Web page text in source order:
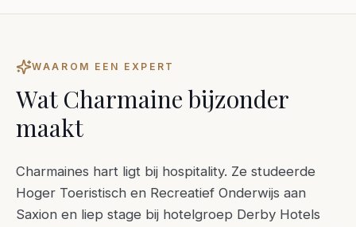
WAAROM EEN EXPERT
Wat Charmainebijzonder
maakt
Charmaines hart ligt bij hospitality. Ze studeerde
Hoger Toeristisch en Recreatief Onderwijs aan
Saxion en liep stage bij hotelgroep Derby Hotels